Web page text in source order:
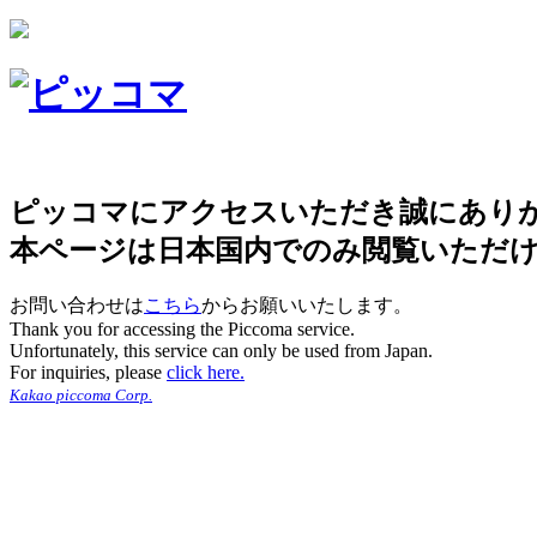
ピッコマにアクセスいただき誠にあり
本ページは日本国内でのみ閲覧いただ
お問い合わせはこちらからお願いいたします。
Thank you for accessing the Piccoma service.
Unfortunately, this service can only be used from Japan.
For inquiries, please click here.
Kakao piccoma Corp.